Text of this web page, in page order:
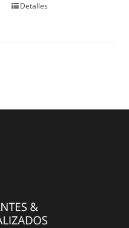
Detalles